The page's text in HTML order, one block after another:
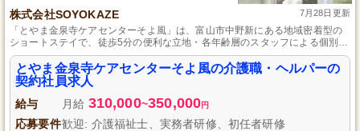
株式会社SOYOKAZE 7月28日更新
「とやま金泉寺ケアセンターそよ風」は、富山市中野新にある地域密着型の
ショートステイで、徒歩5分の便利な立地・各年齢層のスタッフによる個別対
応・全国ネットワークの一部としてのサービス展開が特長です。
とやま金泉寺ケアセンターそよ風の介護職・ヘルパーの
契約社員求人
給与 月給 310,000~350,000円
応募要件歓迎: 介護福祉士、実務者研修、初任者研修